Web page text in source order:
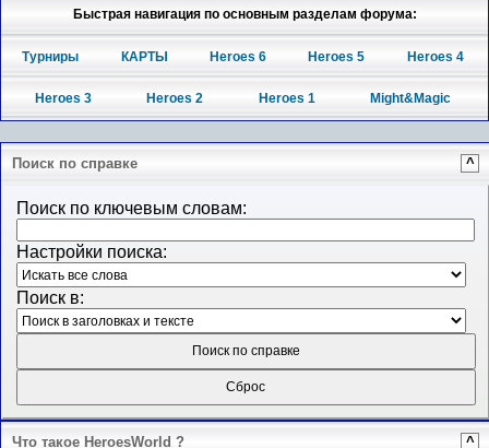
Быстрая навигация по основным разделам форума:
Турниры КАРТЫ Heroes 6 Heroes 5 Heroes 4
Heroes 3 Heroes 2 Heroes 1 Might&Magic
Поиск по справке ^
Поиск по ключевым словам:
Настройки поиска:
Поиск в:
Что такое HeroesWorld ? ^